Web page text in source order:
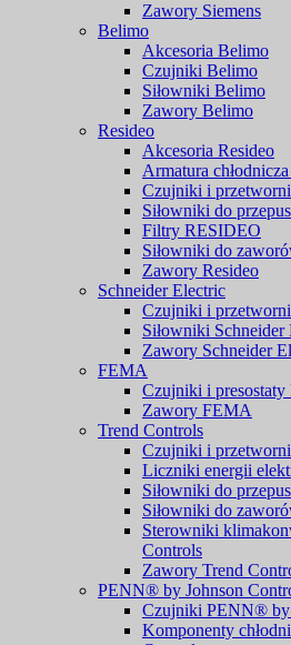
Zawory Siemens
Belimo
Akcesoria Belimo
Czujniki Belimo
Siłowniki Belimo
Zawory Belimo
Resideo
Akcesoria Resideo
Armatura
Czujniki i
Siłowniki do
Filtry RESIDEO
Siłowniki do
Zawory Resideo
Schneider Electric
Czujniki i
Siłowniki Schneider
Zawory Schneider
FEMA
Czujniki i
Zawory FEMA
Trend Controls
Czujniki i
Liczniki energii
Siłowniki do
Siłowniki do
Sterowniki
Controls
Zawory Trend
PENN® by Johnson
Czujniki PENN® by
Komponenty